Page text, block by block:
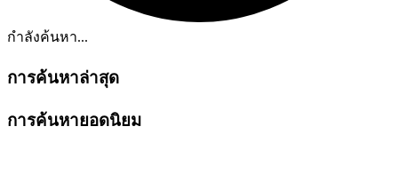
กำลังค้นหา...
การค้นหาล่าสุด
การค้นหายอดนิยม